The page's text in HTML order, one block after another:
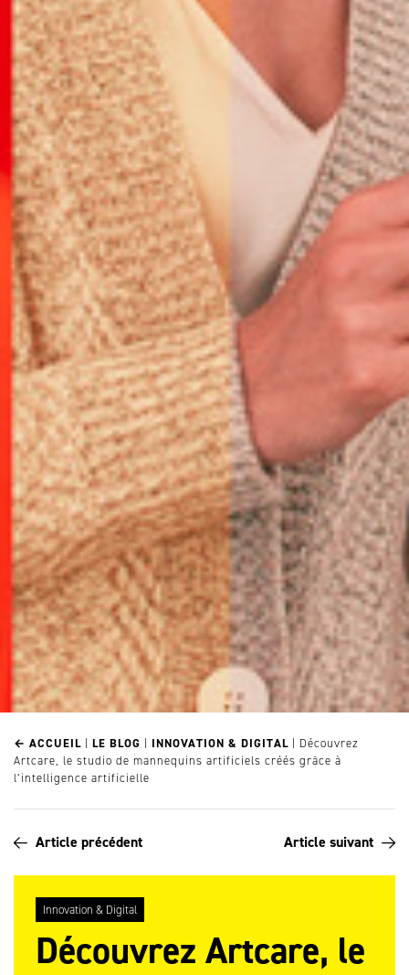
← ACCUEIL LE BLOG INNOVATION & DIGITAL
Découvrez
Artcare, le studio de mannequins artificiels créés grâce à
l’intelligence artificielle
Article précédent Article suivant
Innovation & Digital
Découvrez Artcare, le